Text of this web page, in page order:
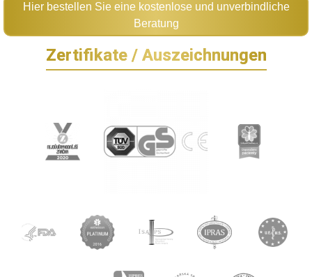
Hier bestellen Sie eine kostenlose und unverbindliche
Beratung
Zertifikate / Auszeichnungen